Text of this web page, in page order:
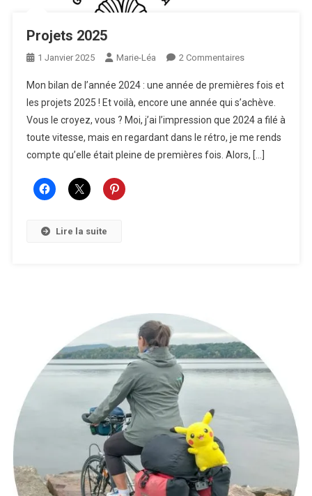
Projets 2025
1 Janvier 2025 Marie-Léa 2 CommentairesSur
2025
Mon bilan de l’année 2024 : une année de premières fois et
les projets 2025 ! Et voilà, encore une année qui s’achève.
Vous le croyez, vous ? Moi, j’ai l’impression que 2024 a filé à
toute vitesse, mais en regardant dans le rétro, je me rends
compte qu’elle était pleine de premières fois. Alors, […]
Lire la suite